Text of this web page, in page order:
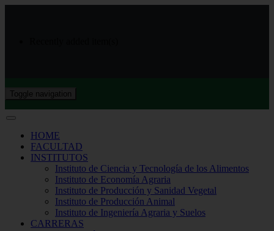
Toggle navigation
HOME
FACULTAD
INSTITUTOS
Instituto de Ciencia y Tecnología de los Alimentos
Instituto de Economía Agraria
Instituto de Producción y Sanidad Vegetal
Instituto de Producción Animal
Instituto de Ingeniería Agraria y Suelos
CARRERAS